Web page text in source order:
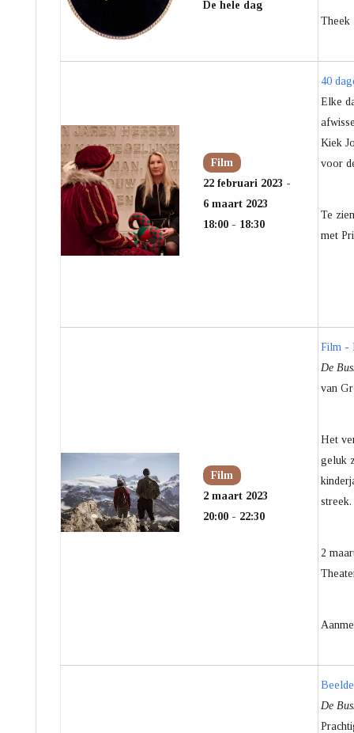
De hele dag
Theek
Film
22 februari 2023 -
6 maart 2023
18:00 - 18:30
40
Elke
Kiek
voor
Te
met
Film
2 maart 2023
20:00 - 22:30
Film -
De
van
Het
geluk
streek.
2
De